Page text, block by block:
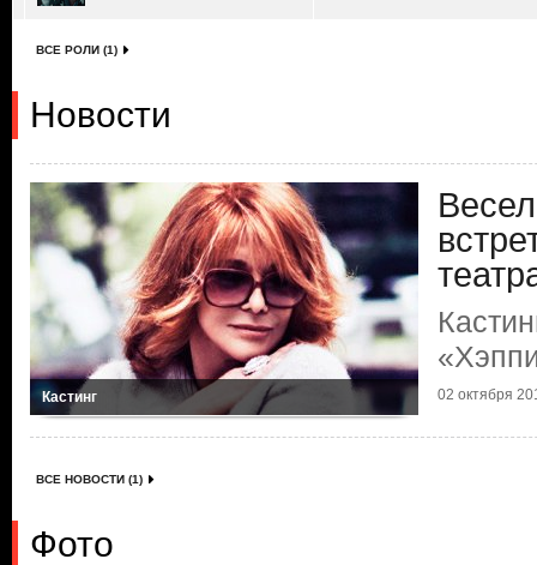
ВСЕ РОЛИ (1)
Новости
Кастинг 02 октября
ВСЕ НОВОСТИ (1)
Фото